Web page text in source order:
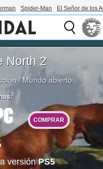
Spider-Man El Señor de los
North 2
/Mundo abierto
COMPRAR
versiónPS5